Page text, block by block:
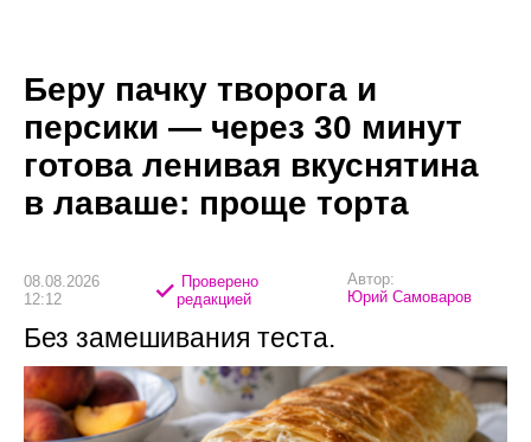
Беру пачку творога и
персики — через 30 минут
готова ленивая вкуснятина
в лаваше: проще торта
08.08.2026
12:12
Проверено
редакцией
Автор:
Юрий Самоваров
Без замешивания теста.